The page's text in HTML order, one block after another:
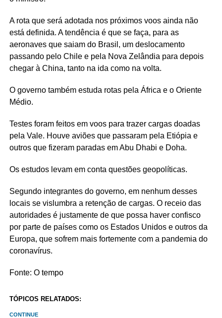
A rota que será adotada nos próximos voos ainda não
está definida. A tendência é que se faça, para as
aeronaves que saiam do Brasil, um deslocamento
passando pelo Chile e pela Nova Zelândia para depois
chegar à China, tanto na ida como na volta.
O governo também estuda rotas pela África e o Oriente
Médio.
Testes foram feitos em voos para trazer cargas doadas
pela Vale. Houve aviões que passaram pela Etiópia e
outros que fizeram paradas em Abu Dhabi e Doha.
Os estudos levam em conta questões geopolíticas.
Segundo integrantes do governo, em nenhum desses
locais se vislumbra a retenção de cargas. O receio das
autoridades é justamente de que possa haver confisco
por parte de países como os Estados Unidos e outros da
Europa, que sofrem mais fortemente com a pandemia do
coronavírus.
Fonte: O tempo
TÓPICOS RELATADOS:
CONTINUE